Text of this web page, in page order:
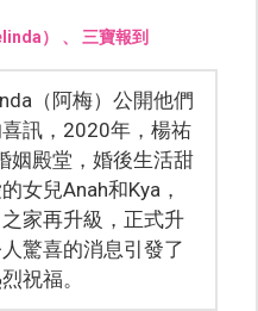
） 、 三寶報到
（阿梅）公開他們
訊，2020年，楊祐
姻殿堂，婚後生活甜
女兒Anah和Kya，
家再升級，正式升
驚喜的消息引發了
祝福。